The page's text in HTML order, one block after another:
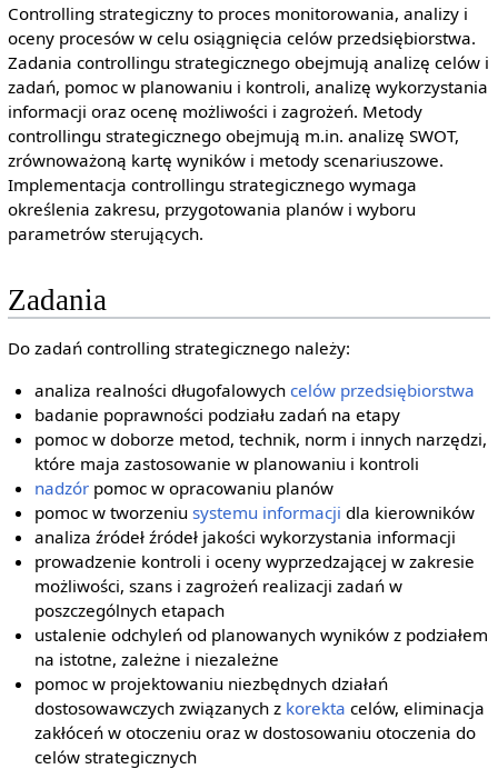
Controlling strategiczny to proces monitorowania, analizy i
oceny procesów w celu osiągnięcia celów przedsiębiorstwa.
Zadania controllingu strategicznego obejmują analizę celów i
zadań, pomoc w planowaniu i kontroli, analizę wykorzystania
informacji oraz ocenę możliwości i zagrożeń. Metody
controllingu strategicznego obejmują m.in. analizę SWOT,
zrównoważoną kartę wyników i metody scenariuszowe.
Implementacja controllingu strategicznego wymaga
określenia zakresu, przygotowania planów i wyboru
parametrów sterujących.
Zadania
Do zadań controlling strategicznego należy:
analiza realności długofalowychcelów przedsiębiorstwa
badanie poprawności podziału zadań na etapy
pomoc w doborze metod, technik, norm i innych narzędzi,
które maja zastosowanie w planowaniu i kontroli
nadzór pomoc w opracowaniu planów
pomoc w tworzeniusystemu informacji dla kierowników
analiza źródeł źródeł jakości wykorzystania informacji
prowadzenie kontroli i oceny wyprzedzającej w zakresie
możliwości, szans i zagrożeń realizacji zadań w
poszczególnych etapach
ustalenie odchyleń od planowanych wyników z podziałem
na istotne, zależne i niezależne
pomoc w projektowaniu niezbędnych działań
dostosowawczych związanych z korekta celów, eliminacja
zakłóceń w otoczeniu oraz w dostosowaniu otoczenia do
celów strategicznych